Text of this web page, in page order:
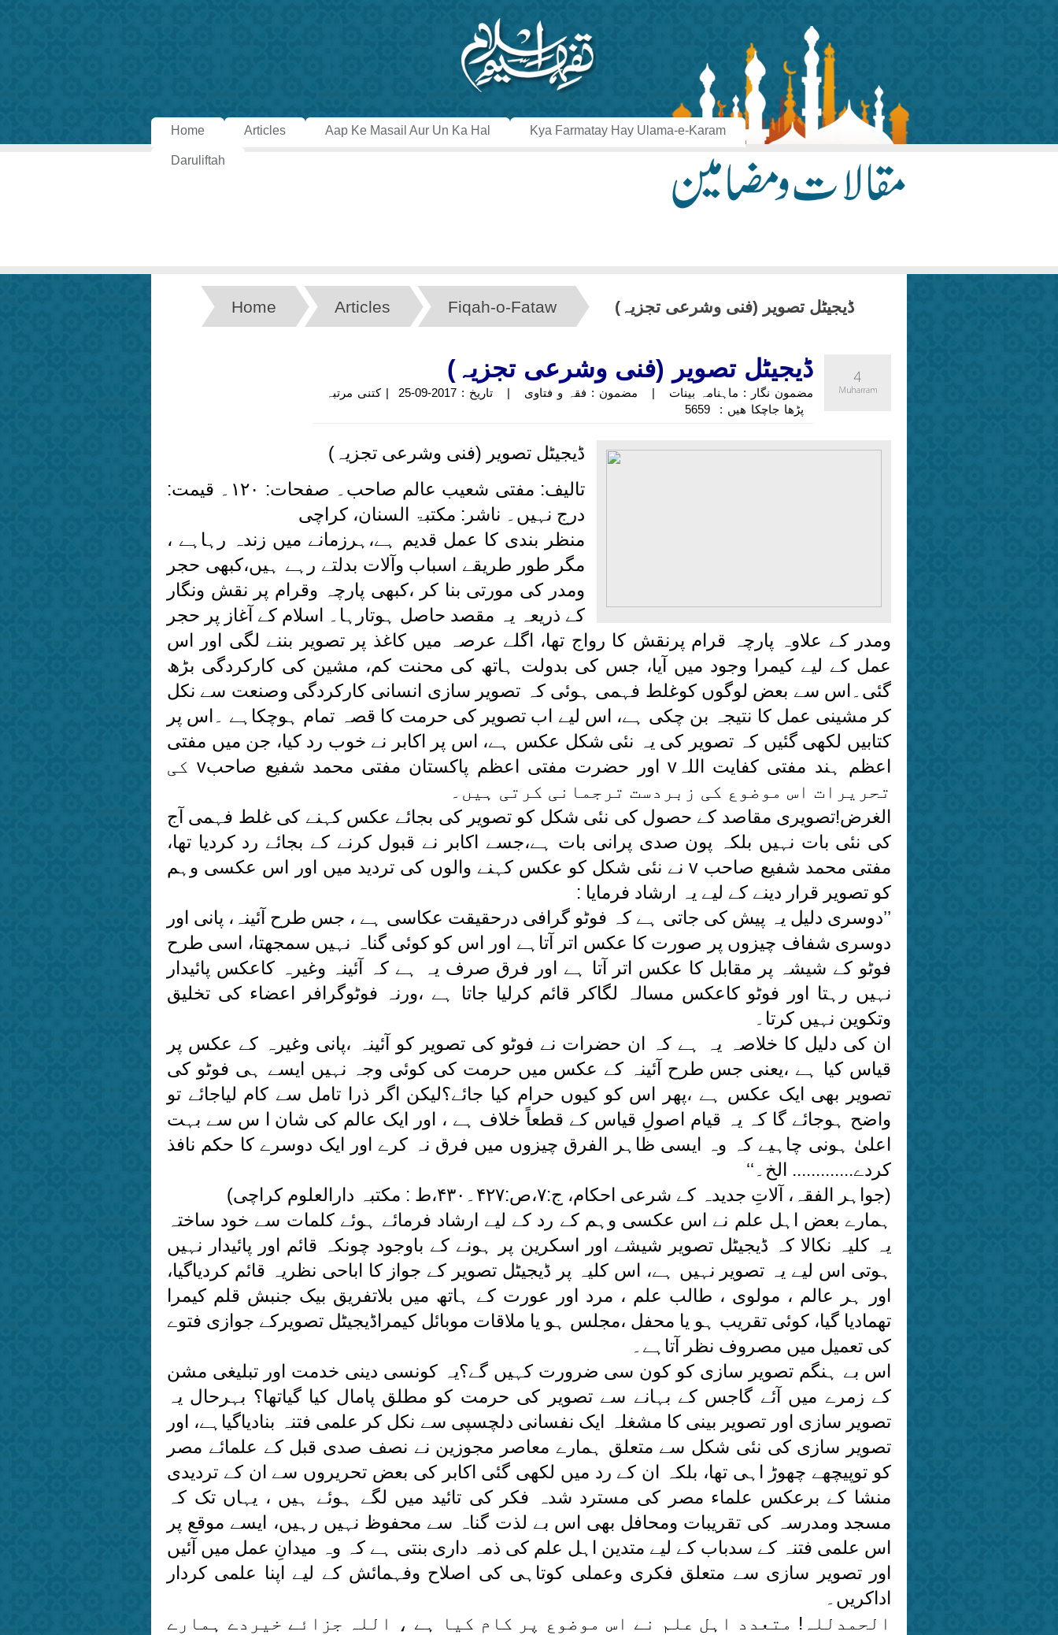
Home Articles Aap Ke Masail Aur Un Ka Hal Kya Farmatay Hay Ulama-e-Karam
Daruliftah
Home Articles Fiqah-o-Fataw ڈیجیٹل تصویر (فنی وشرعی تجزیہ)
ڈیجیٹل تصویر (فنی وشرعی تجزیہ)
مضمون نگار : ماہنامہ بینات | مضمون : فقہ و فتاوی | تاریخ : 2017-09-25 | کتنی مرتبہ
ڈیجیٹل تصویر (فنی وشرعی تجزیہ)
تالیف: مفتی شعیب عالم صاحب۔ صفحات: ۱۲۰۔ قیمت:
درج نہیں۔ ناشر: مکتبۃ السنان، کراچی
منظر بندی کا عمل قدیم ہے،ہرزمانے میں زندہ رہاہے ،
مگر طور طریقے اسباب وآلات بدلتے رہے ہیں،کبھی حجر
ومدر کی مورتی بنا کر ،کبھی پارچہ وقرام پر نقش ونگار
کے ذریعہ یہ مقصد حاصل ہوتارہا۔ اسلام کے آغاز پر حجر
ومدر کے علاوہ پارچہ قرام پرنقش کا رواج تھا، اگلے عرصہ میں کاغذ پر تصویر بننے لگی اور اس
عمل کے لیے کیمرا وجود میں آیا، جس کی بدولت ہاتھ کی محنت کم، مشین کی کارکردگی بڑھ
گئی۔اس سے بعض لوگوں کوغلط فہمی ہوئی کہ تصویر سازی انسانی کارکردگی وصنعت سے نکل
کر مشینی عمل کا نتیجہ بن چکی ہے، اس لیے اب تصویر کی حرمت کا قصہ تمام ہوچکاہے ۔اس پر
کتابیں لکھی گئیں کہ تصویر کی یہ نئی شکل عکس ہے، اس پر اکابر نے خوب رد کیا، جن میں مفتی
اعظم ہند مفتی کفایت اللہv اور حضرت مفتی اعظم پاکستان مفتی محمد شفیع صاحبv کی
تحریرات اس موضوع کی زبردست ترجمانی کرتی ہیں۔
الغرض!تصویری مقاصد کے حصول کی نئی شکل کو تصویر کی بجائے عکس کہنے کی غلط فہمی آج
کی نئی بات نہیں بلکہ پون صدی پرانی بات ہے،جسے اکابر نے قبول کرنے کے بجائے رد کردیا تھا،
مفتی محمد شفیع صاحب v نے نئی شکل کو عکس کہنے والوں کی تردید میں اور اس عکسی وہم
کو تصویر قرار دینے کے لیے یہ ارشاد فرمایا :
’’دوسری دلیل یہ پیش کی جاتی ہے کہ فوٹو گرافی درحقیقت عکاسی ہے ، جس طرح آئینہ، پانی اور
دوسری شفاف چیزوں پر صورت کا عکس اتر آتاہے اور اس کو کوئی گناہ نہیں سمجھتا، اسی طرح
فوٹو کے شیشہ پر مقابل کا عکس اتر آتا ہے اور فرق صرف یہ ہے کہ آئینہ وغیرہ کاعکس پائیدار
نہیں رہتا اور فوٹو کاعکس مسالہ لگاکر قائم کرلیا جاتا ہے ،ورنہ فوٹوگرافر اعضاء کی تخلیق
وتکوین نہیں کرتا۔
ان کی دلیل کا خلاصہ یہ ہے کہ ان حضرات نے فوٹو کی تصویر کو آئینہ ،پانی وغیرہ کے عکس پر
قیاس کیا ہے ،یعنی جس طرح آئینہ کے عکس میں حرمت کی کوئی وجہ نہیں ایسے ہی فوٹو کی
تصویر بھی ایک عکس ہے ،پھر اس کو کیوں حرام کیا جائے؟لیکن اگر ذرا تامل سے کام لیاجائے تو
واضح ہوجائے گا کہ یہ قیام اصولِ قیاس کے قطعاً خلاف ہے ، اور ایک عالم کی شان ا س سے بہت
اعلیٰ ہونی چاہیے کہ وہ ایسی ظاہر الفرق چیزوں میں فرق نہ کرے اور ایک دوسرے کا حکم نافذ
کردے............. الخ۔‘‘
(جواہر الفقہ، آلاتِ جدیدہ کے شرعی احکام، ج:۷،ص:۴۲۷۔۴۳۰،ط : مکتبہ دارالعلوم کراچی)
ہمارے بعض اہل علم نے اس عکسی وہم کے رد کے لیے ارشاد فرمائے ہوئے کلمات سے خود ساختہ
یہ کلیہ نکالا کہ ڈیجیٹل تصویر شیشے اور اسکرین پر ہونے کے باوجود چونکہ قائم اور پائیدار نہیں
ہوتی اس لیے یہ تصویر نہیں ہے، اس کلیہ پر ڈیجیٹل تصویر کے جواز کا اباحی نظریہ قائم کردیاگیا،
اور ہر عالم ، مولوی ، طالب علم ، مرد اور عورت کے ہاتھ میں بلاتفریق بیک جنبش قلم کیمرا
تھمادیا گیا، کوئی تقریب ہو یا محفل ،مجلس ہو یا ملاقات موبائل کیمراڈیجیٹل تصویرکے جوازی فتوے
کی تعمیل میں مصروف نظر آتاہے۔
اس بے ہنگم تصویر سازی کو کون سی ضرورت کہیں گے؟یہ کونسی دینی خدمت اور تبلیغی مشن
کے زمرے میں آئے گاجس کے بہانے سے تصویر کی حرمت کو مطلق پامال کیا گیاتھا؟ بہرحال یہ
تصویر سازی اور تصویر بینی کا مشغلہ ایک نفسانی دلچسپی سے نکل کر علمی فتنہ بنادیاگیاہے، اور
تصویر سازی کی نئی شکل سے متعلق ہمارے معاصر مجوزین نے نصف صدی قبل کے علمائے مصر
کو توپیچھے چھوڑ اہی تھا، بلکہ ان کے رد میں لکھی گئی اکابر کی بعض تحریروں سے ان کے تردیدی
منشا کے برعکس علماء مصر کی مسترد شدہ فکر کی تائید میں لگے ہوئے ہیں ، یہاں تک کہ
مسجد ومدرسہ کی تقریبات ومحافل بھی اس بے لذت گناہ سے محفوظ نہیں رہیں، ایسے موقع پر
اس علمی فتنہ کے سدباب کے لیے متدین اہل علم کی ذمہ داری بنتی ہے کہ وہ میدانِ عمل میں آئیں
اور تصویر سازی سے متعلق فکری وعملی کوتاہی کی اصلاح وفہمائش کے لیے اپنا علمی کردار
اداکریں۔
الحمدللہ! متعدد اہل علم نے اس موضوع پر کام کیا ہے ، اللہ جزائے خیردے ہمارے